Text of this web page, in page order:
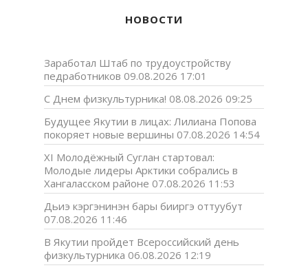
НОВОСТИ
Заработал Штаб по трудоустройству
педработников 09.08.2026 17:01
С Днем физкультурника! 08.08.2026 09:25
Будущее Якутии в лицах: Лилиана Попова
покоряет новые вершины 07.08.2026 14:54
XI Молодёжный Суглан стартовал:
Молодые лидеры Арктики собрались в
Хангаласском районе 07.08.2026 11:53
Дьиэ кэргэнинэн бары бииргэ оттуубут
07.08.2026 11:46
В Якутии пройдет Всероссийский день
физкультурника 06.08.2026 12:19